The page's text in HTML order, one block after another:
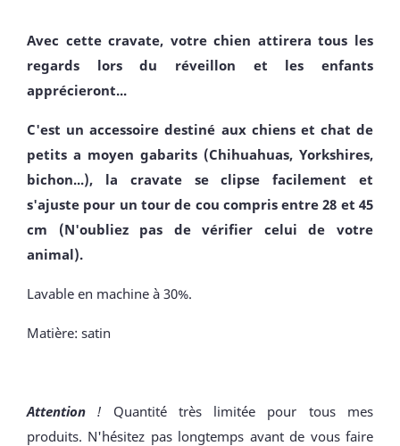
Avec cette cravate, votre chien attirera tous les
regards lors du réveillon et les enfants
apprécieront...
C'est un accessoire destiné aux chiens et chat de
petits a moyen gabarits (Chihuahuas, Yorkshires,
bichon...), la cravate se clipse facilement et
s'ajuste pour un tour de cou compris entre 28 et 45
cm (N'oubliez pas de vérifier celui de votre
animal).
Lavable en machine à 30%.
Matière: satin
Attention ! Quantité très limitée pour tous mes
produits. N'hésitez pas longtemps avant de vous faire